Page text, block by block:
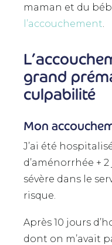
maman et du
l’accouchement.
grand
culpabilité
Mon
J’ai été
d’aménorrhée +
sévère dans le
risque.
Après 10 jours
dont on m’avait